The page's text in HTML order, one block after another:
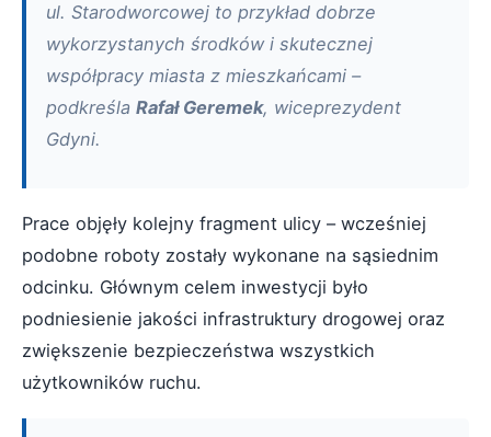
ul. Starodworcowej to przykład dobrze
wykorzystanych środków i skutecznej
współpracy miasta z mieszkańcami –
podkreśla Rafał Geremek, wiceprezydent
Gdyni.
Prace objęły kolejny fragment ulicy – wcześniej
podobne roboty zostały wykonane na sąsiednim
odcinku. Głównym celem inwestycji było
podniesienie jakości infrastruktury drogowej oraz
zwiększenie bezpieczeństwa wszystkich
użytkowników ruchu.